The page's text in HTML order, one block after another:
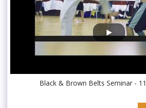
Black & Brown Belts Seminar -